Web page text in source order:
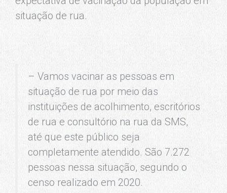
situação de rua.
– Vamos vacinar as pessoas em
situação de rua por meio das
instituições de acolhimento, escritórios
de rua e consultório na rua da SMS,
até que este público seja
completamente atendido. São 7.272
pessoas nessa situação, segundo o
censo realizado em 2020.